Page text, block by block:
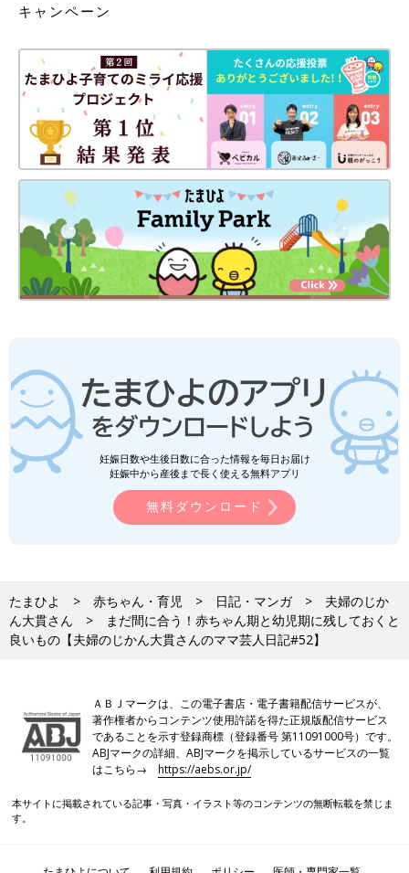
キャンペーン
妊娠日数や生後日数に合った情報を毎日お届け
妊娠中から産後まで長く使える無料アプリ
無料ダウンロード
たまひよ 赤ちゃん・育児 日記・マンガ
夫婦のじか
ん大貫さん
まだ間に合う！赤ちゃん期と幼児期に残しておくと
良いもの【夫婦のじかん大貫さんのママ芸人日記#52】
ＡＢＪマークは、この電子書店・電子書籍配信サービスが、
著作権者からコンテンツ使用許諾を得た正規版配信サービス
であることを示す登録商標（登録番号 第11091000号）です。
ABJマークの詳細、ABJマークを掲示しているサービスの一覧
はこちら→https://aebs.or.jp/
本サイトに掲載されている記事・写真・イラスト等のコンテンツの無断転載を禁じま
す。